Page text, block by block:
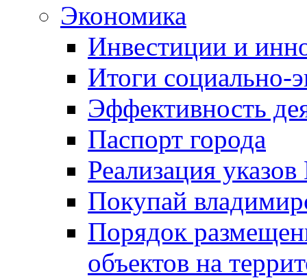
Экономика
Инвестиции и
Итоги социально-
Эффективность
Паспорт города
Реализация
Покупай
Порядок
объектов на